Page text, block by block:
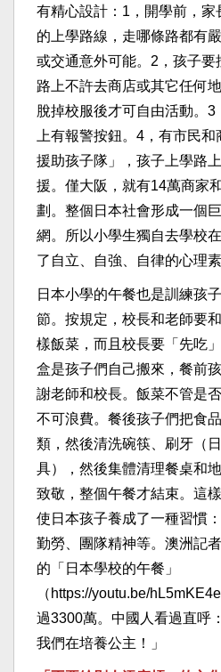
有精心設計：1，開學前，家
的上學路線，走哪條路都有
或交通意外可能。2，孩子要
路上不許去商店或其它任何
脫掉校服後才可自由活動。
上有報警按鈕。4，有市民
援助孩子隊」，孩子上學路
援。僅大阪，就有14萬商家
劃。整個日本社會形成一個
網。所以小學生獨自去學校
了自立、自強、自律的心理素
日本小學的午餐也是訓練孩
節。按規定，校長和老師要
樣飯菜，而且校長要「先吃
盒是孩子們自己搬來，餐前
謝老師和校長。飯菜不管是
不可浪費。餐後孩子們把食
類，然後清洗碗筷、刷牙（
具），然後集體清理餐桌和
致敬，整個午餐才結束。這
使日本孩子養成了一種習慣
勤勞、團隊精神等。澳洲記
的「日本學校的午餐」
（https://youtu.be/
過3300萬。中國人看過直呼
我們在培養公主！」